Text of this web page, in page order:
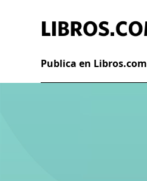
Publica en Libros.com